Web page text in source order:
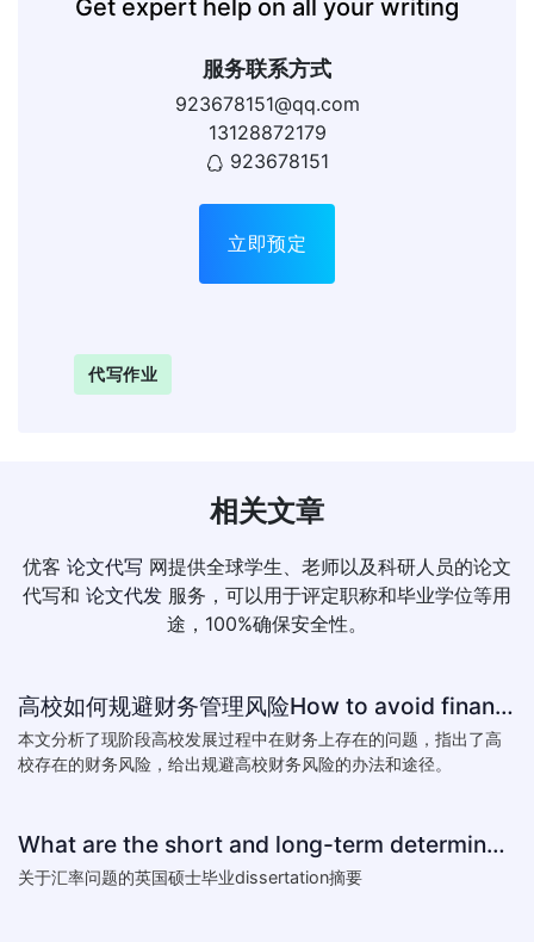
Get expert help on all your writing
服务联系方式
923678151@qq.com
13128872179
923678151
立即预定
代写作业
相关文章
优客 论文代写 网提供全球学生、老师以及科研人员的论文
代写和 论文代发 服务，可以用于评定职称和毕业学位等用
途，100%确保安全性。
高校如何规避财务管理风险How to avoid financial risk management colleges
本文分析了现阶段高校发展过程中在财务上存在的问题，指出了高
校存在的财务风险，给出规避高校财务风险的办法和途径。
What are the short and long-term determinants of exchange ra
关于汇率问题的英国硕士毕业dissertation摘要